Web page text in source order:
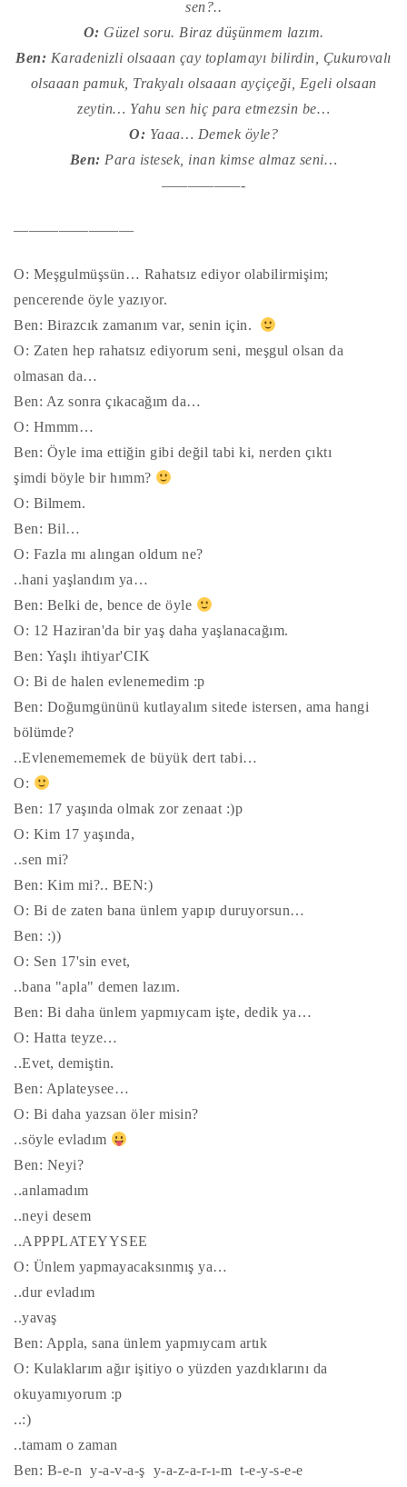
sen?..
O: Güzel soru. Biraz düşünmem lazım.
Ben: Karadenizli olsaaan çay toplamayı bilirdin, Çukurovalı
olsaaan pamuk, Trakyalı olsaaan ayçiçeği, Egeli olsaan
zeytin… Yahu sen hiç para etmezsin be…
O: Yaaa… Demek öyle?
Ben: Para istesek, inan kimse almaz seni…
——————-
————————
O: Meşgulmüşsün… Rahatsız ediyor olabilirmişim;
pencerende öyle yazıyor.
Ben: Birazcık zamanım var, senin için.
O: Zaten hep rahatsız ediyorum seni, meşgul olsan da
olmasan da…
Ben: Az sonra çıkacağım da…
O: Hmmm…
Ben: Öyle ima ettiğin gibi değil tabi ki, nerden çıktı
şimdi böyle bir hımm?
O: Bilmem.
Ben: Bil…
O: Fazla mı alıngan oldum ne?
..hani yaşlandım ya…
Ben: Belki de, bence de öyle
O: 12 Haziran'da bir yaş daha yaşlanacağım.
Ben: Yaşlı ihtiyar'CIK
O: Bi de halen evlenemedim :p
Ben: Doğumgününü kutlayalım sitede istersen, ama hangi
bölümde?
..Evlenemememek de büyük dert tabi…
O:
Ben: 17 yaşında olmak zor zenaat :)p
O: Kim 17 yaşında,
..sen mi?
Ben: Kim mi?.. BEN:)
O: Bi de zaten bana ünlem yapıp duruyorsun…
Ben: :))
O: Sen 17'sin evet,
..bana "apla" demen lazım.
Ben: Bi daha ünlem yapmıycam işte, dedik ya…
O: Hatta teyze…
..Evet, demiştin.
Ben: Aplateysee…
O: Bi daha yazsan öler misin?
..söyle evladım
Ben: Neyi?
..anlamadım
..neyi desem
..APPPLATEYYSEE
O: Ünlem yapmayacaksınmış ya…
..dur evladım
..yavaş
Ben: Appla, sana ünlem yapmıycam artık
O: Kulaklarım ağır işitiyo o yüzden yazdıklarını da
okuyamıyorum :p
..:)
..tamam o zaman
Ben: B-e-n y-a-v-a-ş y-a-z-a-r-ı-m t-e-y-s-e-e